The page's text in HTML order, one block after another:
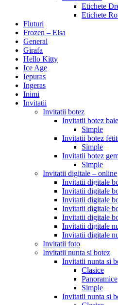
Etichete
Etichete
Fluturi
Frozen – Elsa
General
Girafa
Hello Kitty
Ice Age
Iepuras
Ingeras
Inimi
Invitatii
Invitatii botez
Invitatii botez
Simple
Invitatii botez
Simple
Invitatii botez
Simple
Invitatii digitale – online
Invitatii digitale
Invitatii digitale
Invitatii digitale
Invitatii digitale
Invitatii digitale
Invitatii digitale
Invitatii digitale
Invitatii foto
Invitatii nunta si botez
Invitatii nunta si
Clasice
Panoramice
Simple
Invitatii nunta si